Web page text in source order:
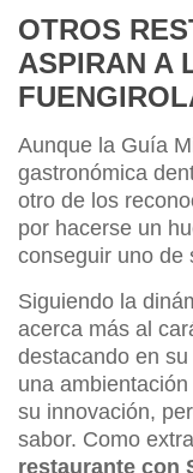
OTROS
ASPIRAN A
Aunque la Guía
gastronómica
otro de los
por hacerse un
conseguir uno de
Siguiendo la
acerca más al
destacando en
una
su innovación,
sabor. Como
restaurante con